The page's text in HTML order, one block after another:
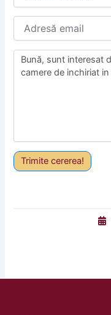
Trimite cererea!